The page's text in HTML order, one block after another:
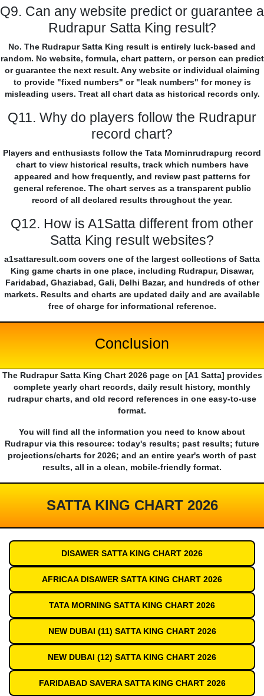
Q9. Can any website predict or guarantee a
Rudrapur Satta King result?
No. The Rudrapur Satta King result is entirely luck-based and
random. No website, formula, chart pattern, or person can predict
or guarantee the next result. Any website or individual claiming
to provide "fixed numbers" or "leak numbers" for money is
misleading users. Treat all chart data as historical records only.
Q11. Why do players follow the Rudrapur
record chart?
Players and enthusiasts follow the Tata Morninrudrapurg record
chart to view historical results, track which numbers have
appeared and how frequently, and review past patterns for
general reference. The chart serves as a transparent public
record of all declared results throughout the year.
Q12. How is A1Satta different from other
Satta King result websites?
a1sattaresult.com covers one of the largest collections of Satta
King game charts in one place, including Rudrapur, Disawar,
Faridabad, Ghaziabad, Gali, Delhi Bazar, and hundreds of other
markets. Results and charts are updated daily and are available
free of charge for informational reference.
Conclusion
The Rudrapur Satta King Chart 2026 page on [A1 Satta] provides
complete yearly chart records, daily result history, monthly
rudrapur charts, and old record references in one easy-to-use
format.
You will find all the information you need to know about
Rudrapur via this resource: today's results; past results; future
projections/charts for 2026; and an entire year's worth of past
results, all in a clean, mobile-friendly format.
SATTA KING CHART 2026
DISAWER SATTA KING CHART 2026
AFRICAA DISAWER SATTA KING CHART 2026
TATA MORNING SATTA KING CHART 2026
NEW DUBAI (11) SATTA KING CHART 2026
NEW DUBAI (12) SATTA KING CHART 2026
FARIDABAD SAVERA SATTA KING CHART 2026